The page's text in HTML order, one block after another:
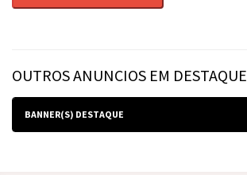
OUTROS ANUNCIOS EM DESTAQUE
BANNER(S) DESTAQUE